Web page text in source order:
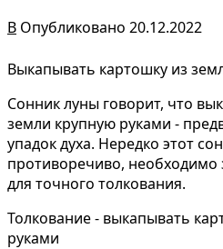
В Опубликовано 20.12.2022
Выкапывать картошку из
Сонник луны говорит, что
земли крупную руками -
упадок духа. Нередко этот
противоречиво, необходимо
для точного толкования.
Толкование - выкапывать
руками